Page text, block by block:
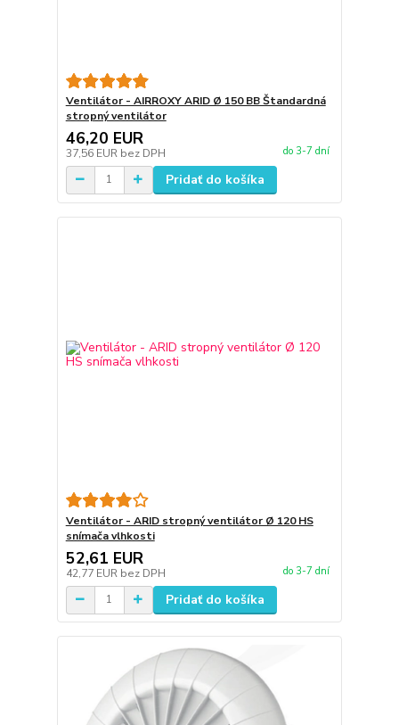
Ventilátor - AIRROXY ARID Ø 150 BB Štandardná
stropný ventilátor
46,20 EUR
37,56 EUR bez DPH do 3-7 dní
Pridať do košíka
Ventilátor - ARID stropný ventilátor Ø 120 HS
snímača vlhkosti
52,61 EUR
42,77 EUR bez DPH do 3-7 dní
Pridať do košíka